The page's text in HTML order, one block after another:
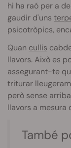
hi ha raó per a
gaudir d'uns
psicotròpics,
Quan cullis
llavors. Això es
assegurant-te
triturar
però sense
llavors a mesura
També